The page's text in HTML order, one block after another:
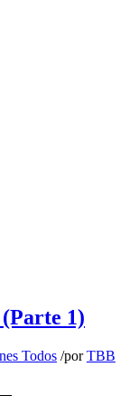
1)
Todos /porTBB